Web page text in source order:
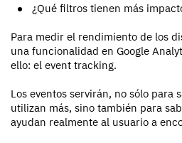
¿Qué filtros tienen más
Para medir el rendimiento de los
una funcionalidad en Google
ello: el event tracking.
Los eventos servirán, no sólo para
utilizan más, sino también para
ayudan realmente al usuario a